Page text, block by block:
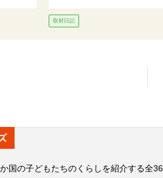
取材日記
国の子どもたちのくらしを紹介する全